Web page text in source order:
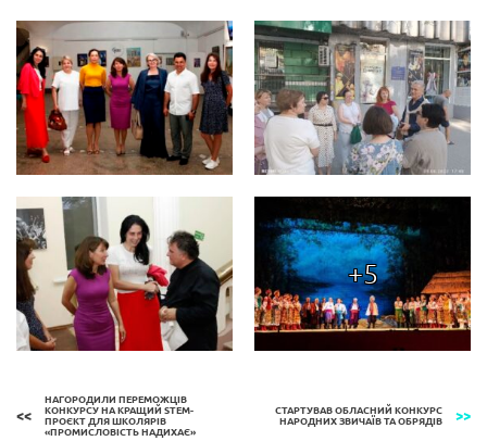
+5
НАГОРОДИЛИ ПЕРЕМОЖЦІВ
КОНКУРСУ НА КРАЩИЙ STEM-
ПРОЄКТ ДЛЯ ШКОЛЯРІВ
«ПРОМИСЛОВІСТЬ НАДИХАЄ»
СТАРТУВАВ ОБЛАСНИЙ КОНКУРС
НАРОДНИХ ЗВИЧАЇВ ТА ОБРЯДІВ